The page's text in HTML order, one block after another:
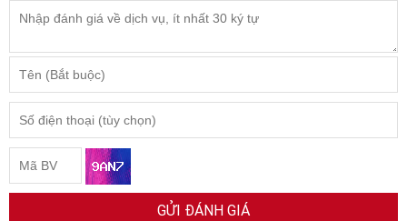
GỬI ĐÁNH GIÁ